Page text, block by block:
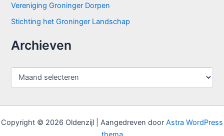
Vereniging Groninger Dorpen
Stichting het Groninger Landschap
Archieven
A
e
Copyright © 2026 Oldenzijl | Aangedreven door Astra WordPress